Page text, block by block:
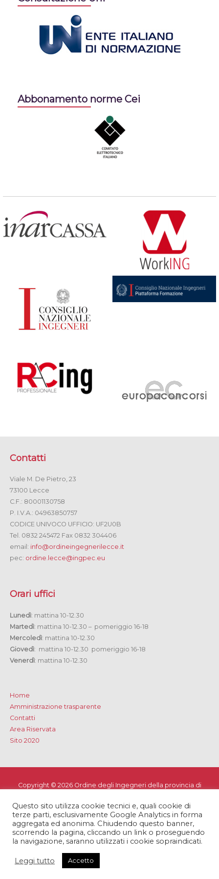
Abbonamento norme Cei
Contatti
Viale M. De Pietro, 23
73100 Lecce
C.F.: 80001130758
P. I.V.A.: 04963850757
CODICE UNIVOCO UFFICIO: UF2U0B
Tel. 0832 245472 Fax 0832 304406
email: info@ordineingegnerilecce.it
pec: ordine.lecce@ingpec.eu
Orari uffici
Lunedì: mattina 10-12.30
Martedì: mattina 10-12.30 – pomeriggio 16-18
Mercoledì: mattina 10-12.30
Giovedì: mattina 10-12.30 pomeriggio 16-18
Venerdì: mattina 10-12.30
Home
Amministrazione trasparente
Contatti
Area Riservata
Sito 2020
Copyright © 2026 Ordine degli Ingegneri della provincia di
Privacy e Cookie Policy-Note Legali -Dichiarazione di
accessibilità
Questo sito utilizza cookie tecnici e, quali cookie di
terze parti, esclusivamente Google Analytics in forma
aggregata ed anonima. Chiudendo questo banner,
scorrendo la pagina, cliccando un link o proseguendo
la navigazione, saranno utilizzati i cookie sopraindicati.
Leggi tutto Accetto